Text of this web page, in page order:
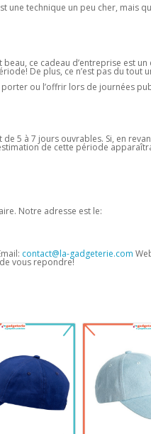
une technique un peu cher, mais
beau, ce cadeau d’entreprise est
De plus, ce n’est pas du tout
ou l’offrir lors de journées
5 à 7 jours ouvrables. Si, en
de cette période
Notre adresse est le:
contact@la-gadgeterie.com
vous repondre!